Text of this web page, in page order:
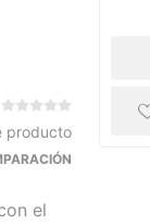
producto
el